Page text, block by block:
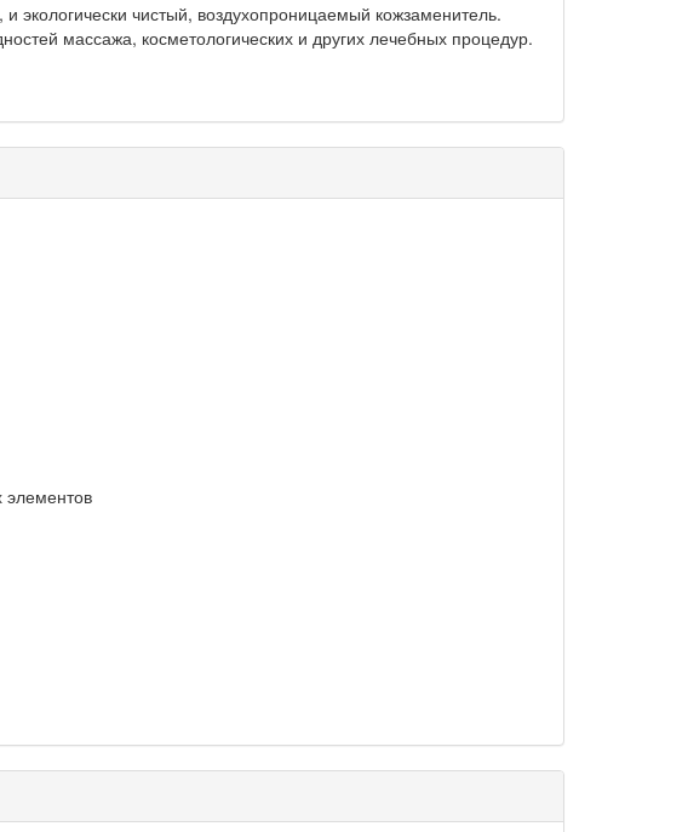
чистый, воздухопроницаемый кожзаменитель.
массажа, косметологических и других лечебных процедур.
элементов